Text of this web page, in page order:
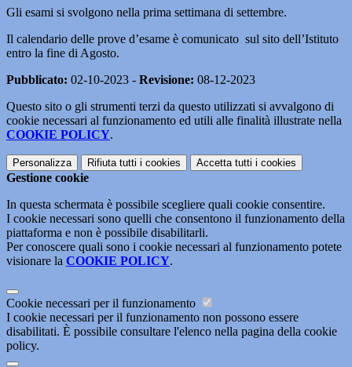
Gli esami si svolgono nella prima settimana di settembre.
Il calendario delle prove d’esame è comunicato sul sito dell’Istituto
entro la fine di Agosto.
Pubblicato: 02-10-2023 - Revisione: 08-12-2023
Questo sito o gli strumenti terzi da questo utilizzati si avvalgono di
cookie necessari al funzionamento ed utili alle finalità illustrate nella
COOKIE POLICY.
Personalizza Rifiuta tutti i cookies Accetta tutti i cookies
Gestione cookie
In questa schermata è possibile scegliere quali cookie consentire.
I cookie necessari sono quelli che consentono il funzionamento della
piattaforma e non è possibile disabilitarli.
Per conoscere quali sono i cookie necessari al funzionamento potete
visionare la COOKIE POLICY.
Cookie necessari per il funzionamento
I cookie necessari per il funzionamento non possono essere
disabilitati. È possibile consultare l'elenco nella pagina della cookie
policy.